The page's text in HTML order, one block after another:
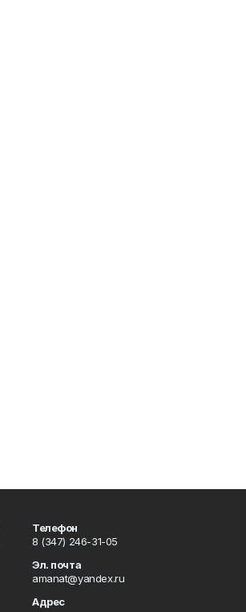
Телефон
8 (347) 246-31-05
Эл. почта
amanat@yandex.ru
Адрес